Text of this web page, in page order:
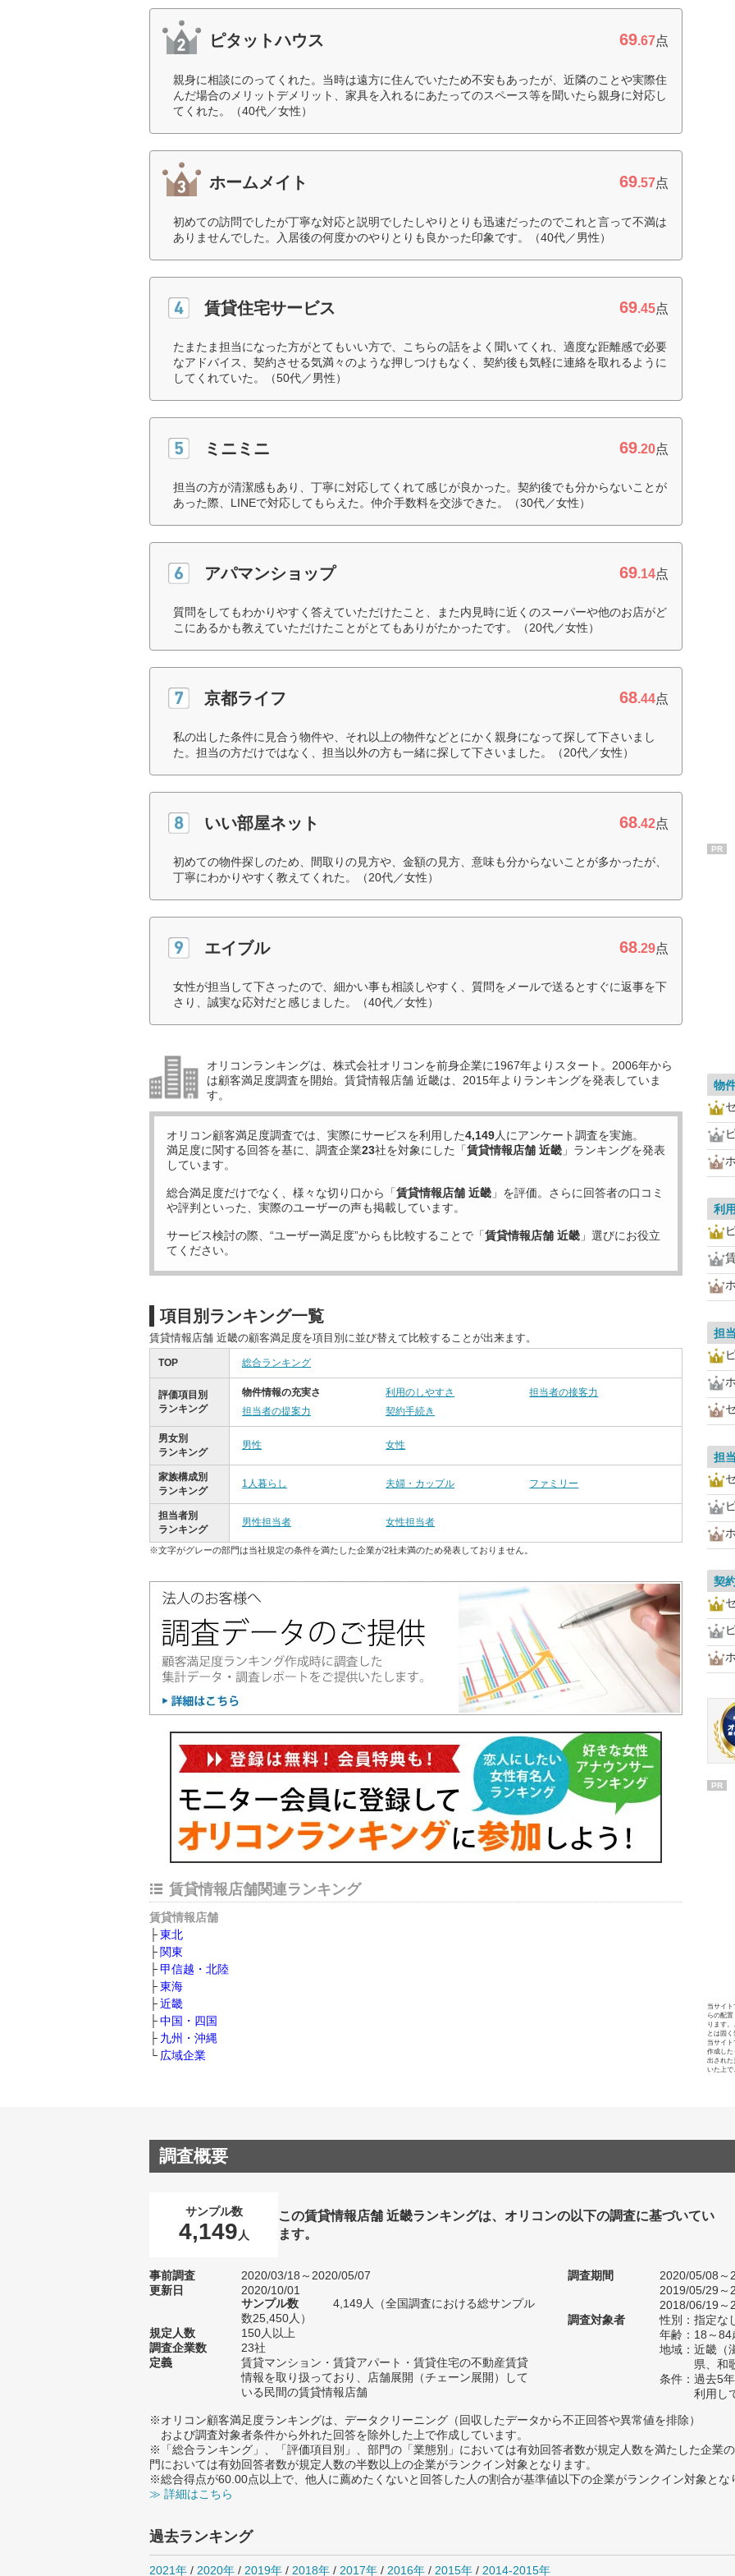
ピタットハウス 69.67点
親身に相談にのってくれた。当時は遠方に住んでいたため不安もあったが、近隣のことや実際住
んだ場合のメリットデメリット、家具を入れるにあたってのスペース等を聞いたら親身に対応し
てくれた。（40代／女性）
ホームメイト 69.57点
初めての訪問でしたが丁寧な対応と説明でしたしやりとりも迅速だったのでこれと言って不満は
ありませんでした。入居後の何度かのやりとりも良かった印象です。（40代／男性）
賃貸住宅サービス 69.45点
たまたま担当になった方がとてもいい方で、こちらの話をよく聞いてくれ、適度な距離感で必要
なアドバイス、契約させる気満々のような押しつけもなく、契約後も気軽に連絡を取れるように
してくれていた。（50代／男性）
ミニミニ 69.20点
担当の方が清潔感もあり、丁寧に対応してくれて感じが良かった。契約後でも分からないことが
あった際、LINEで対応してもらえた。仲介手数料を交渉できた。（30代／女性）
アパマンショップ 69.14点
質問をしてもわかりやすく答えていただけたこと、また内見時に近くのスーパーや他のお店がど
こにあるかも教えていただけたことがとてもありがたかったです。（20代／女性）
京都ライフ 68.44点
私の出した条件に見合う物件や、それ以上の物件などとにかく親身になって探して下さいまし
た。担当の方だけではなく、担当以外の方も一緒に探して下さいました。（20代／女性）
いい部屋ネット 68.42点
初めての物件探しのため、間取りの見方や、金額の見方、意味も分からないことが多かったが、
丁寧にわかりやすく教えてくれた。（20代／女性）
エイブル 68.29点
女性が担当して下さったので、細かい事も相談しやすく、質問をメールで送るとすぐに返事を下
さり、誠実な応対だと感じました。（40代／女性）
オリコンランキングは、株式会社オリコンを前身企業に1967年よりスタート。2006年から
は顧客満足度調査を開始。賃貸情報店舗 近畿は、2015年よりランキングを発表していま
す。
オリコン顧客満足度調査では、実際にサービスを利用した4,149人にアンケート調査を実施。
満足度に関する回答を基に、調査企業23社を対象にした「賃貸情報店舗 近畿 」ランキングを発表
しています。
総合満足度だけでなく、様々な切り口から「賃貸情報店舗 近畿 」を評価。さらに回答者の口コミ
や評判といった、実際のユーザーの声も掲載しています。
サービス検討の際、“ユーザー満足度”からも比較することで「賃貸情報店舗 近畿 」選びにお役立
てください。
項目別ランキング一覧
賃貸情報店舗 近畿の顧客満足度を項目別に並び替えて比較することが出来ます。
TOP 総合ランキング
評価項目別
ランキング
物件情報の充実さ 利用のしやすさ
担当者の接客力
担当者の提案力
契約手続き
男女別
ランキング
男性 女性
家族構成別
ランキング
1人暮らし 夫婦・カップル ファミリー
担当者別
ランキング
男性担当者 女性担当者
※文字がグレーの部門は当社規定の条件を満たした企業が2社未満のため発表しておりません。
賃貸情報店舗関連ランキング
賃貸情報店舗
東北
関東
甲信越・北陸
東海
近畿
中国・四国
九州・沖縄
広域企業
PR
物
利
担
担
契
PR
当サイ
らの配
ります
とは固く
当サイ
作成した
出された
いた上で
調査概要
サンプル数
4,149 人
この賃貸情報店舗 近畿ランキングは、オリコンの以下の調査に基づいてい
ます。
事前調査
2020/03/18～2020/05/07
更新日
2020/10/01
サンプル数
4,149人（全国調査における総サンプル
数25,450人）
規定人数
150人以上
調査企業数
23社
定義
賃貸マンション・賃貸アパート・賃貸住宅の不動産賃貸
情報を取り扱っており、店舗展開（チェーン展開）して
いる民間の賃貸情報店舗
調査期間
2020/05/08～
2019/05/29～
2018/06/19～
調査対象者
性別：指定な
年齢：18～84
地域：近畿（
県、和
条件：過去5
利用し
※オリコン顧客満足度ランキングは、データクリーニング（回収したデータから不正回答や異常値を排除）
および調査対象者条件から外れた回答を除外した上で作成しています。
※「総合ランキング」、「評価項目別」、部門の「業態別」においては有効回答者数が規定人数を満たした企業
門においては有効回答者数が規定人数の半数以上の企業がランクイン対象となります。
※総合得点が60.00点以上で、他人に薦めたくないと回答した人の割合が基準値以下の企業がランクイン対象とな
≫ 詳細はこちら
過去ランキング
2021年 / 2020年 / 2019年 / 2018年 / 2017年 / 2016年 / 2015年 / 2014-2015年